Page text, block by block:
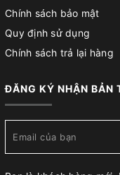
Chính sách bảo mật
Quy định sử dụng
Chính sách trả lại hàng
ĐĂNG KÝ NHẬN BẢN